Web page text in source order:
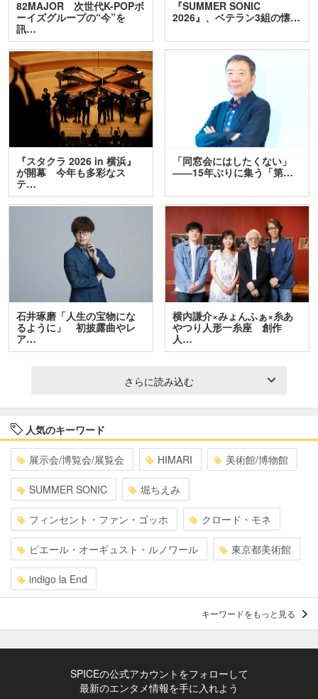
82MAJOR 次世代K-POPボ
ーイズグループの“今”を
訊…
『SUMMER SONIC
2026』、ベテラン3組の懐…
『スタクラ 2026 in 横浜』
が開幕 今年も多彩なス
テ…
「同窓会にはしたくない」
――15年ぶりに集う「第…
石井琢磨「人生の宝物にな
るように」 初披露曲やレ
ア…
横内謙介×みょんふぁ×糸あ
やつり人形一糸座 創作
人…
さらに読み込む
人気のキーワード
展示会/博覧会/展覧会 HIMARI 美術館/博物館
SUMMER SONIC 堀ちえみ
フィンセント・ファン・ゴッホ クロード・モネ
ピエール・オーギュスト・ルノワール 東京都美術館
indigo la End
キーワードをもっと見る
SPICEの公式アカウントをフォローして
最新のエンタメ情報を手に入れよう